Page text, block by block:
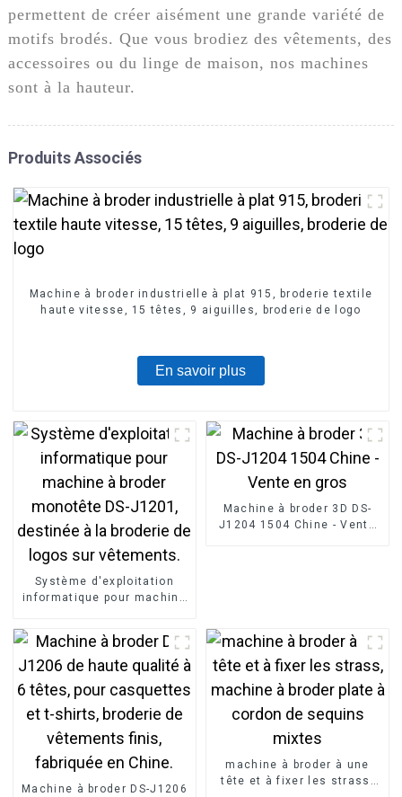
permettent de créer aisément une grande variété de
motifs brodés. Que vous brodiez des vêtements, des
accessoires ou du linge de maison, nos machines
sont à la hauteur.
Produits Associés
Machine à broder industrielle à plat 915, broderie textile
haute vitesse, 15 têtes, 9 aiguilles, broderie de logo
En savoir plus
Système d'exploitation
informatique pour machine
broderie de logos sur
vêtements.
Machine à broder 3D DS-
J1204 1504 Chine - Vente
Machine à broder DS-J1206
machine à broder à une
tête et à fixer les strass,